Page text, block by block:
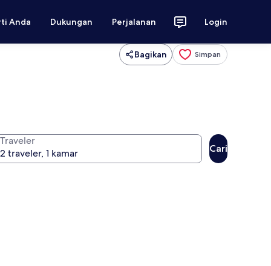
Anda Dukungan Perjalanan Login
Bagikan Simpan
Traveler
Cari